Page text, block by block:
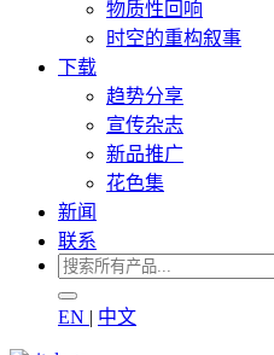
物质性回响
时空的重构叙事
下载
趋势分享
宣传杂志
新品推广
花色集
新闻
联系
EN | 中文